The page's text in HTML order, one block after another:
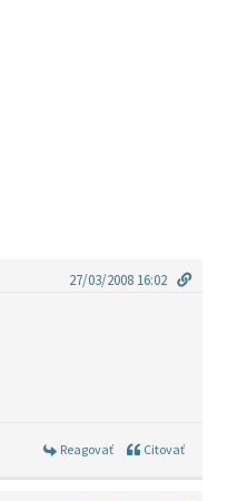
27/03/2008 16:02
Reagovať Citovať